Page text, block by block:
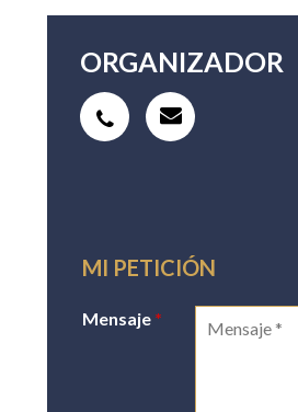
ORGANIZADOR
MI PETICIÓN
Mensaje *